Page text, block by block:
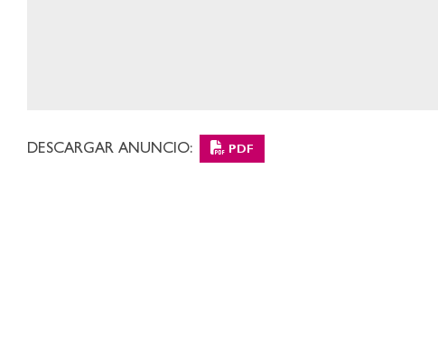
DESCARGAR ANUNCIO: PDF